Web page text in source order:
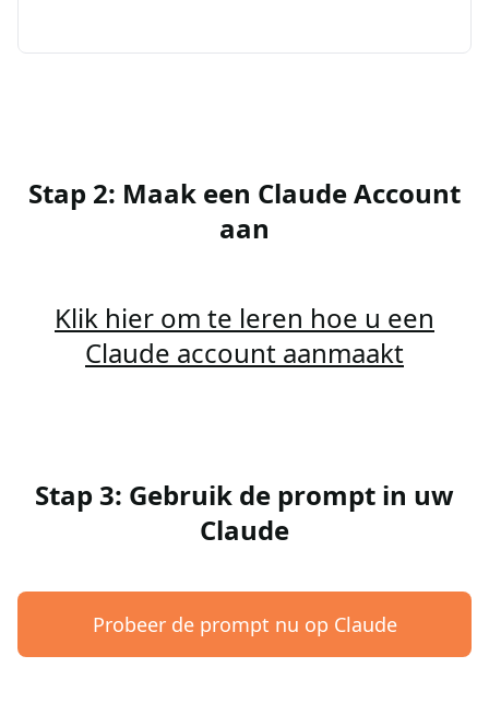
Stap 2: Maak een Claude Account
aan
Klik hier om te leren hoe u een
Claude account aanmaakt
Stap 3: Gebruik de prompt in uw
Claude
Probeer de prompt nu op Claude